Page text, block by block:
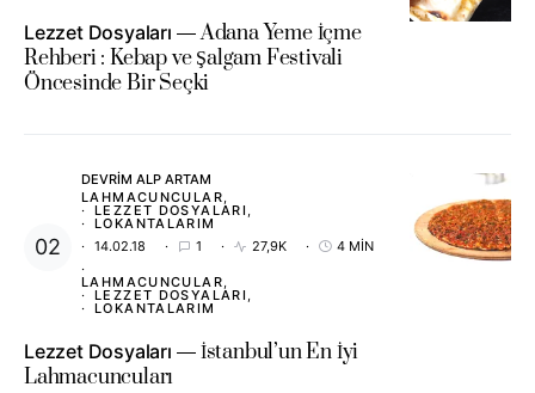
Lezzet Dosyaları
Adana Yeme İçme
Rehberi : Kebap ve Şalgam Festivali
Öncesinde Bir Seçki
DEVRIM ALP ARTAM
LAHMACUNCULAR
LEZZET DOSYALARI
LOKANTALARIM
14.02.18
1 27,9K 4 MIN
LAHMACUNCULAR
LEZZET DOSYALARI
LOKANTALARIM
Lezzet Dosyaları
İstanbul’un En İyi
Lahmacuncuları